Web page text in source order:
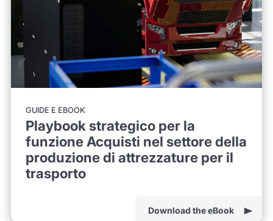
GUIDE E EBOOK
Playbook strategico per la
funzione Acquisti nel settore della
produzione di attrezzature per il
trasporto
Download the eBook